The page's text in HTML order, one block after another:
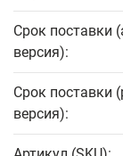
Срок поставки
версия):
Срок поставки
версия):